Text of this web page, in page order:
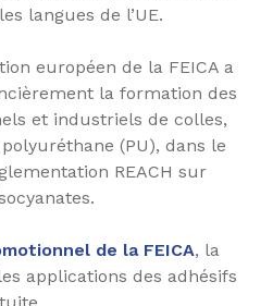
langues de l’UE.
européen de la FEICA a
la formation des
et industriels de colles,
(PU), dans le
REACH sur
de la FEICA, la
applications des adhésifs